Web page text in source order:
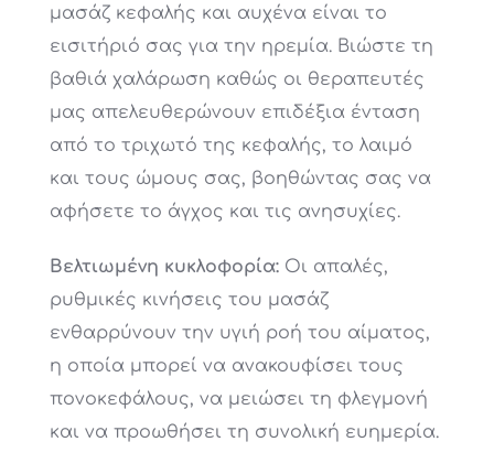
μασάζ κεφαλής και αυχένα είναι το
εισιτήριό σας για την ηρεμία. Βιώστε τη
βαθιά χαλάρωση καθώς οι θεραπευτές
μας απελευθερώνουν επιδέξια ένταση
από το τριχωτό της κεφαλής, το λαιμό
και τους ώμους σας, βοηθώντας σας να
αφήσετε το άγχος και τις ανησυχίες.
Βελτιωμένη κυκλοφορία:Οι απαλές,
ρυθμικές κινήσεις του μασάζ
ενθαρρύνουν την υγιή ροή του αίματος,
η οποία μπορεί να ανακουφίσει τους
πονοκεφάλους, να μειώσει τη φλεγμονή
και να προωθήσει τη συνολική ευημερία.